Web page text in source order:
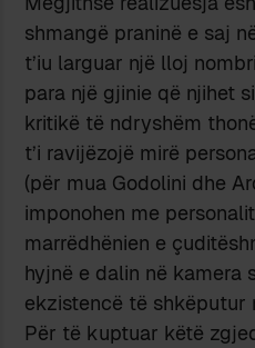
shmangë praninë e saj
t’iu larguar një lloj
para një gjinie që njihet
kritikë të ndryshëm
t’i ravijëzojë mirë
(për mua Godolini dhe
imponohen me
marrëdhënien e
hyjnë e dalin në kamera
ekzistencë të shkëputur
Për të kuptuar këtë